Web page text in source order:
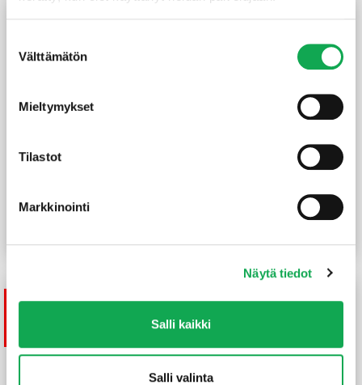
valinta
Välttämätön
Mieltymykset
Tilastot
Markkinointi
Näytä tiedot
Salli kaikki
Salli valinta
2,45€/m
Lue lisää
20X40X2400 mm SHP
(2,67 €/m)
Lue lisää
Tuote on